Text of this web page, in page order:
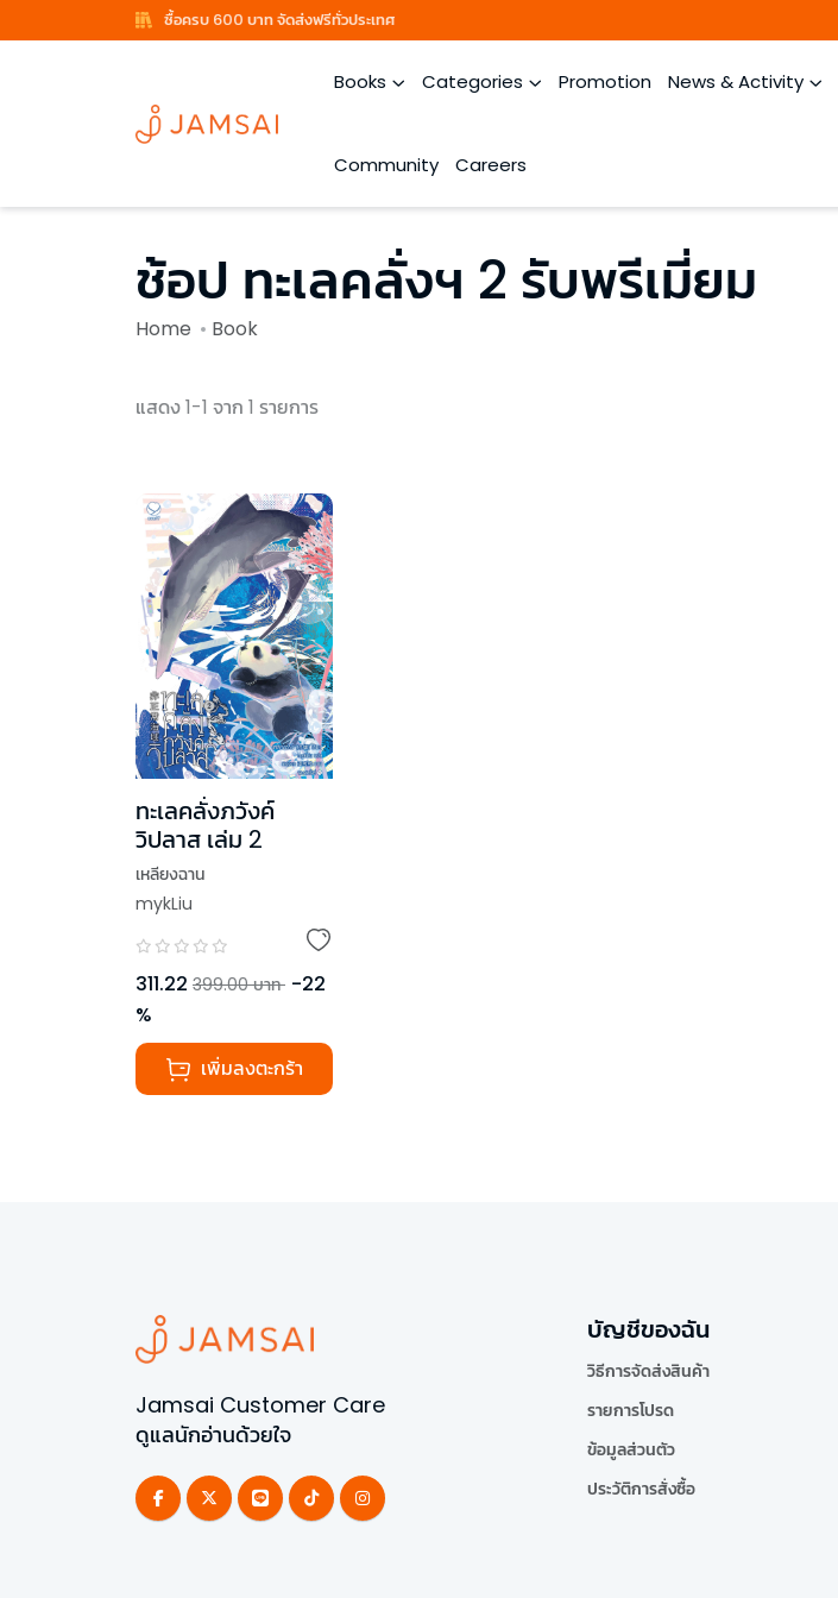
ซื้อครบ 600 บาท จัดส่งฟรีทั่วประเทศ
Books Categories Promotion News & Activity
Community Careers
ช้อป ทะเลคลั่งฯ 2 รับพรีเมี่ยม
Home Book
แสดง 1-1 จาก 1 รายการ
ทะเลคลั่งภวังค์
วิปลาส เล่ม 2
เหลียงฉาน
mykLiu
311.22 399.00 บาท -22
%
เพิ่มลงตะกร้า
Jamsai Customer Care
ดูแลนักอ่านด้วยใจ
บัญชีของฉัน
วิธีการจัดส่งสินค้า
รายการโปรด
ข้อมูลส่วนตัว
ประวัติการสั่งซื้อ